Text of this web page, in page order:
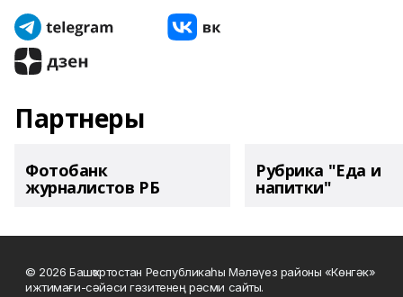
Партнеры
Фотобанк
журналистов РБ
Рубрика "Еда и
напитки"
© 2026 Башҡортостан Республикаһы Мәләүез районы «Көнгәк»
ижтимағи-сәйәси гәзитенең рәсми сайты.